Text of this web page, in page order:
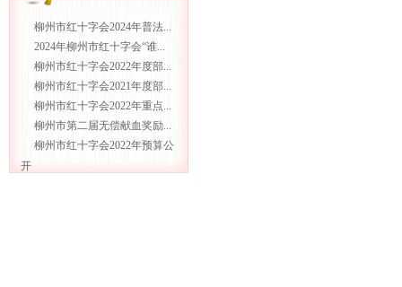
柳州市红十字会2024年普法...
2024年柳州市红十字会“谁...
柳州市红十字会2022年度部...
柳州市红十字会2021年度部...
柳州市红十字会2022年重点...
柳州市第二届无偿献血奖励...
柳州市红十字会2022年预算公
开